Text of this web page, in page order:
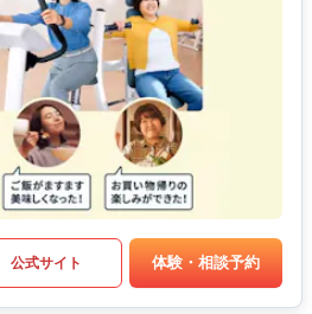
公式サイト 体験・相談予約